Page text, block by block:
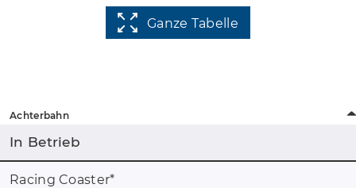
Ganze Tabelle
Achterbahn
In Betrieb
Racing Coaster*